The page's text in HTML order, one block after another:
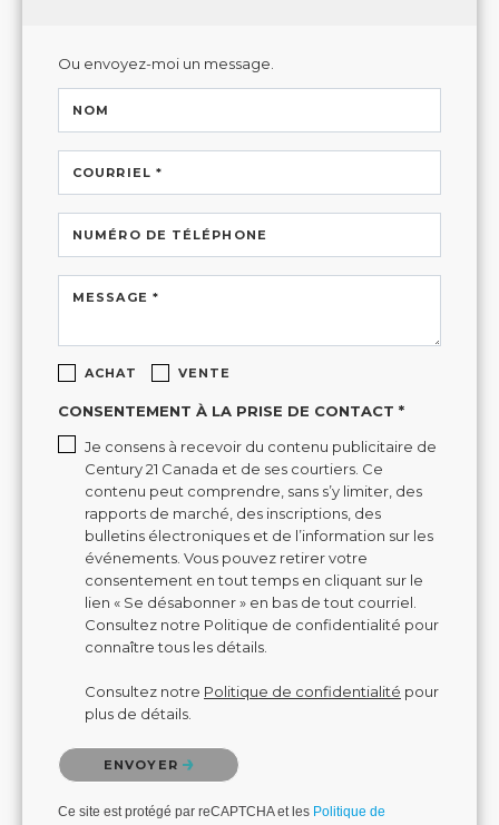
Ou envoyez-moi un message.
NOM
COURRIEL *
NUMÉRO DE TÉLÉPHONE
MESSAGE *
ACHAT VENTE
CONSENTEMENT À LA PRISE DE CONTACT *
Je consens à recevoir du contenu publicitaire de
Century 21 Canada et de ses courtiers. Ce
contenu peut comprendre, sans s’y limiter, des
rapports de marché, des inscriptions, des
bulletins électroniques et de l’information sur les
événements. Vous pouvez retirer votre
consentement en tout temps en cliquant sur le
lien « Se désabonner » en bas de tout courriel.
Consultez notre Politique de confidentialité pour
connaître tous les détails.
Consultez notre Politique de confidentialité pour
plus de détails.
Veuillez confirmer que vous n'êtes pas un robot.
ENVOYER
Ce site est protégé par reCAPTCHA et les Politique de